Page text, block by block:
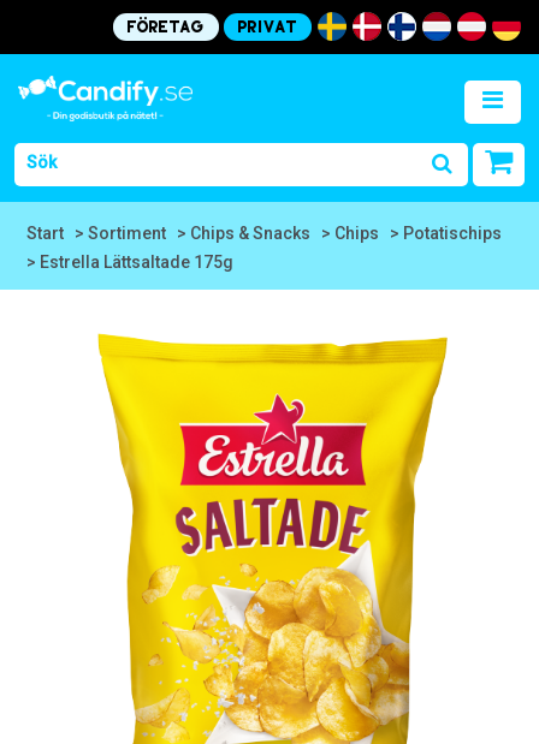
Företag Privat
Start > Sortiment > Chips & Snacks > Chips
> Potatischips
> Estrella Lättsaltade 175g